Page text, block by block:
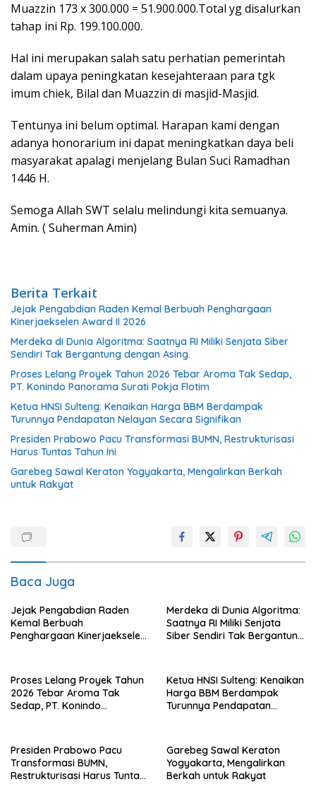
Muazzin 173 x 300.000 = 51.900.000.Total yg disalurkan
tahap ini Rp. 199.100.000.
Hal ini merupakan salah satu perhatian pemerintah
dalam upaya peningkatan kesejahteraan para tgk
imum chiek, Bilal dan Muazzin di masjid-Masjid.
Tentunya ini belum optimal. Harapan kami dengan
adanya honorarium ini dapat meningkatkan daya beli
masyarakat apalagi menjelang Bulan Suci Ramadhan
1446 H.
Semoga Allah SWT selalu melindungi kita semuanya.
Amin. ( Suherman Amin)
Berita Terkait
Jejak Pengabdian Raden Kemal Berbuah Penghargaan
Kinerjaekselen Award II 2026
Merdeka di Dunia Algoritma: Saatnya RI Miliki Senjata Siber
Sendiri Tak Bergantung dengan Asing.
Proses Lelang Proyek Tahun 2026 Tebar Aroma Tak Sedap,
PT. Konindo Panorama Surati Pokja Flotim
Ketua HNSI Sulteng: Kenaikan Harga BBM Berdampak
Turunnya Pendapatan Nelayan Secara Signifikan
Presiden Prabowo Pacu Transformasi BUMN, Restrukturisasi
Harus Tuntas Tahun Ini
Garebeg Sawal Keraton Yogyakarta, Mengalirkan Berkah
untuk Rakyat
Baca Juga
Jejak Pengabdian Raden
Kemal Berbuah
Penghargaan Kinerjaekselen
Merdeka di Dunia Algoritma:
Saatnya RI Miliki Senjata
Siber Sendiri Tak Bergantung
Proses Lelang Proyek Tahun
2026 Tebar Aroma Tak
Sedap, PT. Konindo
Ketua HNSI Sulteng: Kenaikan
Harga BBM Berdampak
Turunnya Pendapatan
Presiden Prabowo Pacu
Transformasi BUMN,
Restrukturisasi Harus Tuntas
Garebeg Sawal Keraton
Yogyakarta, Mengalirkan
Berkah untuk Rakyat